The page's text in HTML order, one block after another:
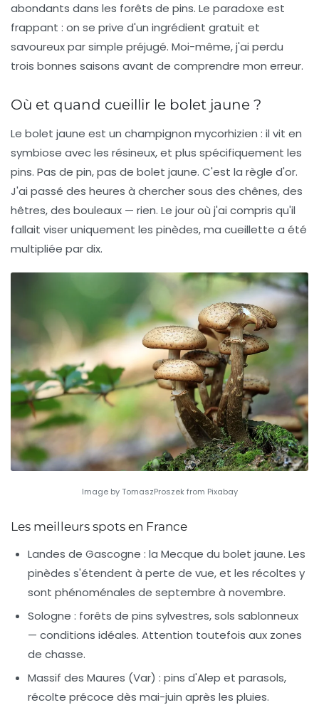
abondants dans les forêts de pins. Le paradoxe est
frappant : on se prive d'un ingrédient gratuit et
savoureux par simple préjugé. Moi-même, j'ai perdu
trois bonnes saisons avant de comprendre mon erreur.
Où et quand cueillir le bolet jaune ?
Le bolet jaune est un champignon mycorhizien : il vit en
symbiose avec les résineux, et plus spécifiquement les
pins. Pas de pin, pas de bolet jaune. C'est la règle d'or.
J'ai passé des heures à chercher sous des chênes, des
hêtres, des bouleaux — rien. Le jour où j'ai compris qu'il
fallait viser uniquement les pinèdes, ma cueillette a été
multipliée par dix.
Image by TomaszProszek from Pixabay
Les meilleurs spots en France
Landes de Gascogne : la Mecque du bolet jaune. Les
pinèdes s'étendent à perte de vue, et les récoltes y
sont phénoménales de septembre à novembre.
Sologne : forêts de pins sylvestres, sols sablonneux
— conditions idéales. Attention toutefois aux zones
de chasse.
Massif des Maures (Var) : pins d'Alep et parasols,
récolte précoce dès mai-juin après les pluies.